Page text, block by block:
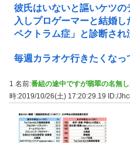
彼氏はいないと謳いケツ
入しプロゲーマーと結婚
ペクトラム症」と診断され
毎週カラオケ行きたくなっ
1 名前:番組の途中ですが翡翠の名無
時:2019/10/26(土) 17:20:29.19
ID:/